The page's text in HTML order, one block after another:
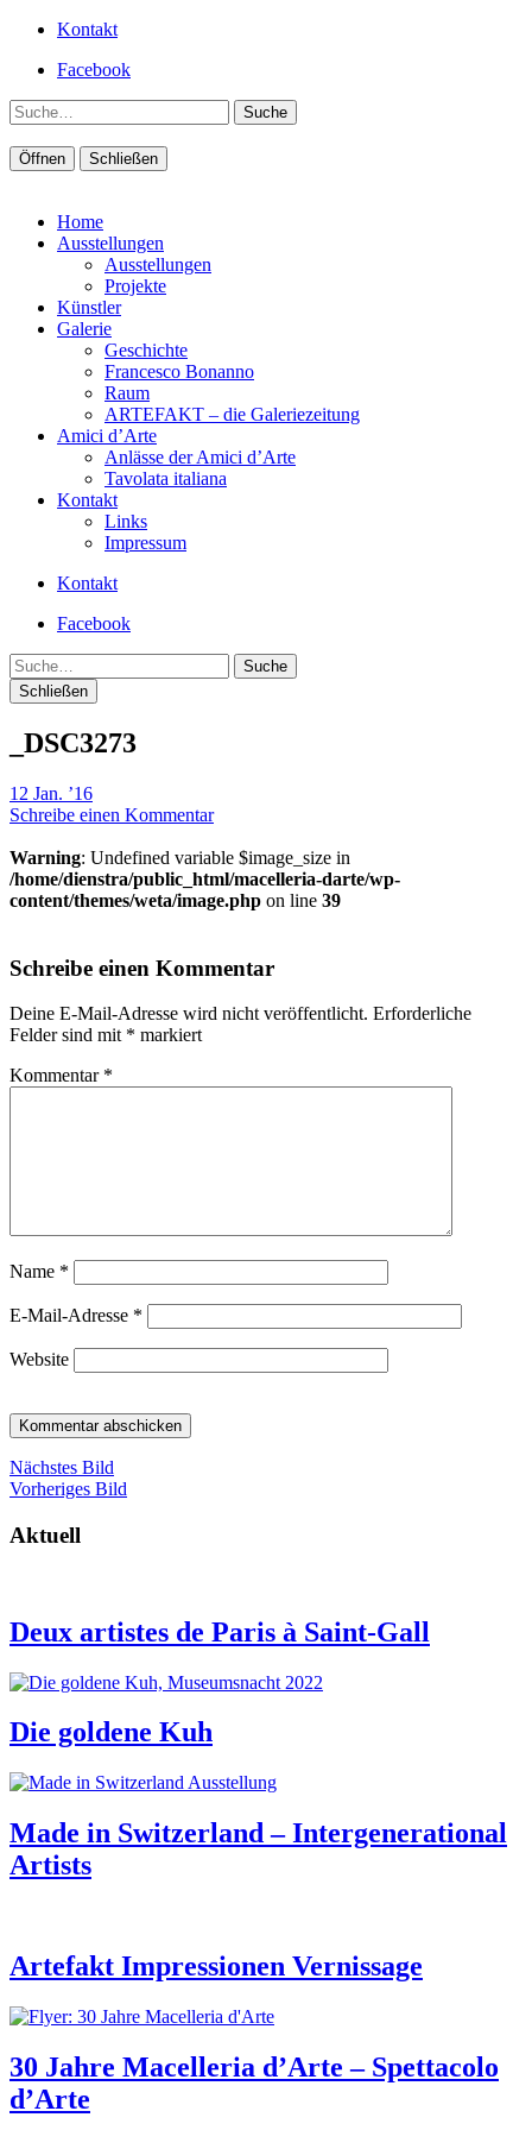
Kontakt
Facebook
Suche
Öffnen Schließen
Home
Ausstellungen
Ausstellungen
Projekte
Künstler
Galerie
Geschichte
Francesco Bonanno
Raum
ARTEFAKT – die Galeriezeitung
Amici d’Arte
Anlässe der Amici d’Arte
Tavolata italiana
Kontakt
Links
Impressum
Kontakt
Facebook
Suche
Schließen
_DSC3273
12 Jan. ’16
Schreibe einen Kommentar
Warning: Undefined variable $image_size in
/home/dienstra/public_html/macelleria-darte/wp-
content/themes/weta/image.php on line 39
Schreibe einen Kommentar
Deine E-Mail-Adresse wird nicht veröffentlicht. Erforderliche
Felder sind mit * markiert
Kommentar *
Name *
E-Mail-Adresse *
Website
Nächstes Bild
Vorheriges Bild
Aktuell
Deux artistes de Paris à Saint-Gall
Die goldene Kuh
Made in Switzerland – Intergenerational
Artists
Artefakt Impressionen Vernissage
30 Jahre Macelleria d’Arte – Spettacolo
d’Arte